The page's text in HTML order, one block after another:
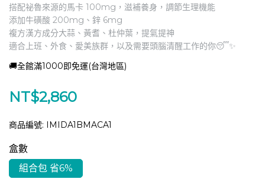
搭配祕魯來源的馬卡 100mg，滋補養身，調節生理機能
添加牛磺酸 200mg、鋅 6mg
複方漢方成分大蒜、黃耆、杜仲葉，提氣提神
適合上班、外食、愛美族群，以及需要頭腦清醒工作的你😴✨
🚚全館滿1000即免運(台灣地區)
NT$2,860
商品編號: IMIDA1BMACA1
盒數
組合包 省6%